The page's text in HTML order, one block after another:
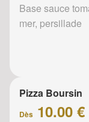
Base sauce
mer, persillade
Pizza Boursin
Dès 10.00 €